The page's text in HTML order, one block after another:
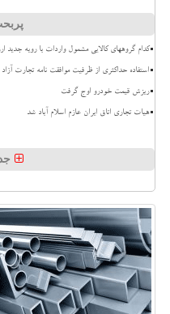
کدام گروههای کالایی مشمول واردات با رویه جدید
استفاده حداکثری از ظرفیت موافقت نامه تجارت آزاد
ریزش قیمت خودرو اوج گرفت
هیات تجاری اتاق ایران عازم اسلام آباد شد